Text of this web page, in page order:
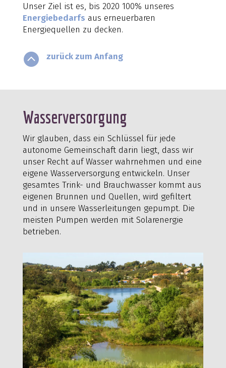
Unser Ziel ist es, bis 2020 100% unseres
Energiebedarfs aus erneuerbaren
Energiequellen zu decken.
 zurück zum Anfang
Wasserversorgung
Wir glauben, dass ein Schlüssel für jede
autonome Gemeinschaft darin liegt, dass wir
unser Recht auf Wasser wahrnehmen und eine
eigene Wasserversorgung entwickeln. Unser
gesamtes Trink- und Brauchwasser kommt aus
eigenen Brunnen und Quellen, wird gefiltert
und in unsere Wasserleitungen gepumpt. Die
meisten Pumpen werden mit Solarenergie
betrieben.